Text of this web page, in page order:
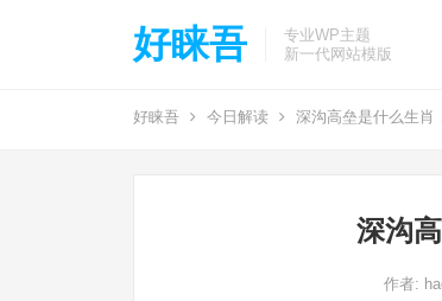
好睐吾
专业WP主题
新一代网站模版
好睐吾 今日解读 深沟高垒是什么生肖
深沟
作者: